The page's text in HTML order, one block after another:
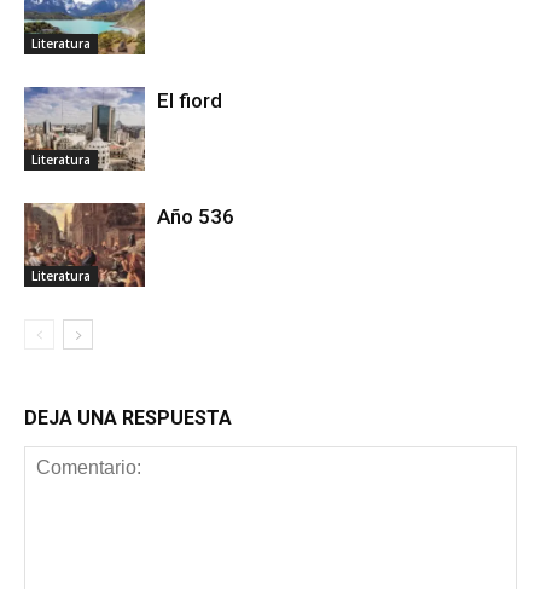
Literatura
Literatura
El fiord
Literatura
Año 536
DEJA UNA RESPUESTA